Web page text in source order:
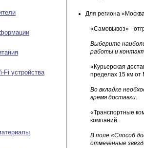
Fi устройства
Для региона
«Самовывоз» -
Выберите
работы и
«Курьерская
пределах 15 км
Во вкладке
время доставки.
«Транспортные
компаний.
В поле «Способ
отмеченные